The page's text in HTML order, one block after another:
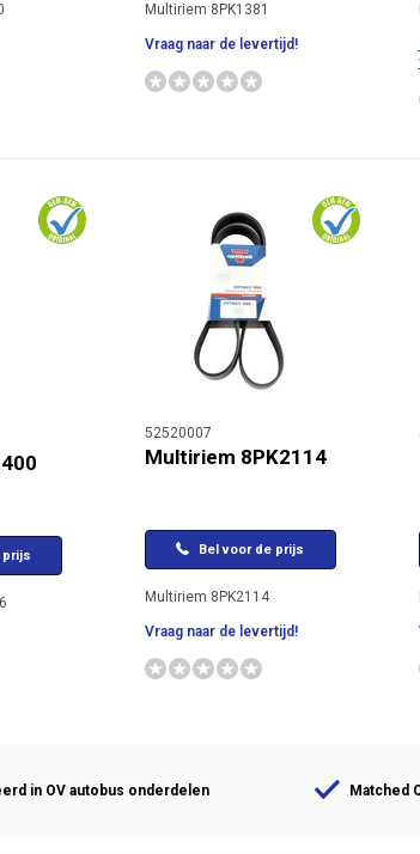
Multiriem 8PK1381
Vraag naar de levertijd!
prijs
52520007
Multiriem 8PK2114
Bel voor de prijs
Multiriem 8PK2114
Vraag naar de levertijd!
in OV autobus onderdelen Matched